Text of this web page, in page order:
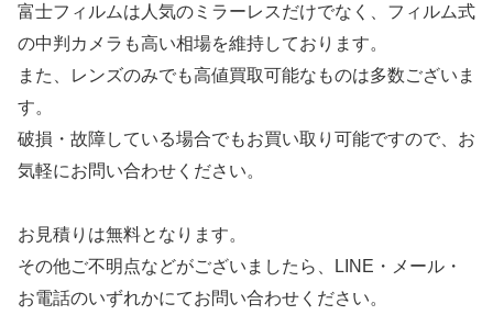
富士フィルムは人気のミラーレスだけでなく、フィルム式
の中判カメラも高い相場を維持しております。
また、レンズのみでも高値買取可能なものは多数ございま
す。
破損・故障している場合でもお買い取り可能ですので、お
気軽にお問い合わせください。
お見積りは無料となります。
その他ご不明点などがございましたら、LINE・メール・
お電話のいずれかにてお問い合わせください。